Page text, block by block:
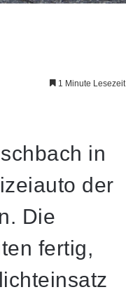
1 Minute Lesezeit
in
der
Die
fertig,